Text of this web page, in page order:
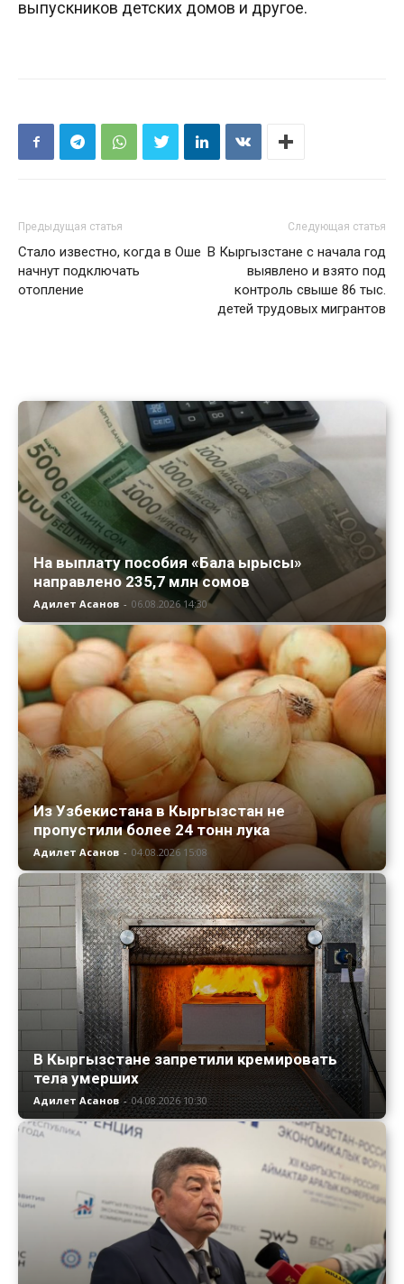
выпускников детских домов и другое.
Предыдущая статья
Стало известно, когда в Оше
начнут подключать
отопление
Следующая статья
В Кыргызстане с начала год
выявлено и взято под
контроль свыше 86 тыс.
детей трудовых мигрантов
На выплату пособия «Бала ырысы»
направлено 235,7 млн сомов
Адилет Асанов - 06.08.2026 14:30
Из Узбекистана в Кыргызстан не
пропустили более 24 тонн лука
Адилет Асанов - 04.08.2026 15:08
В Кыргызстане запретили кремировать
тела умерших
Адилет Асанов - 04.08.2026 10:30